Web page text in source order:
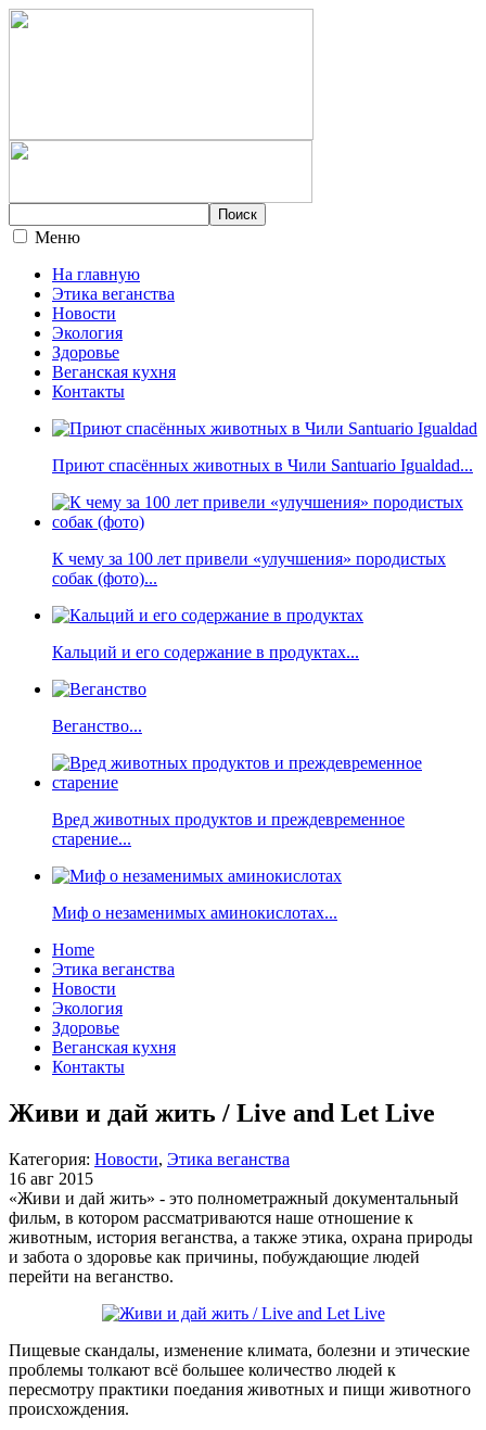
Меню
На главную
Этика веганства
Новости
Экология
Здоровье
Веганская кухня
Контакты
Приют спасённых животных в Чили Santuario Igualdad...
К чему за 100 лет привели «улучшения» породистых
собак (фото)...
Кальций и его содержание в продуктах...
Веганство...
Вред животных продуктов и преждевременное
старение...
Миф о незаменимых аминокислотах...
Home
Этика веганства
Новости
Экология
Здоровье
Веганская кухня
Контакты
Живи и дай жить / Live and Let Live
Категория: Новости, Этика веганства
16 авг 2015
«Живи и дай жить» - это полнометражный документальный
фильм, в котором рассматриваются наше отношение к
животным, история веганства, а также этика, охрана природы
и забота о здоровье как причины, побуждающие людей
перейти на веганство.
Пищевые скандалы, изменение климата, болезни и этические
проблемы толкают всё большее количество людей к
пересмотру практики поедания животных и пищи животного
происхождения.